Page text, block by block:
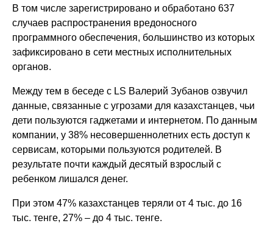
В том числе зарегистрировано и обработано 637
случаев распространения вредоносного
программного обеспечения, большинство из которых
зафиксировано в сети местных исполнительных
органов.
Между тем в беседе с LS Валерий Зубанов озвучил
данные, связанные с угрозами для казахстанцев, чьи
дети пользуются гаджетами и интернетом. По данным
компании, у 38% несовершеннолетних есть доступ к
сервисам, которыми пользуются родителей. В
результате почти каждый десятый взрослый с
ребенком лишался денег.
При этом 47% казахстанцев теряли от 4 тыс. до 16
тыс. тенге, 27% – до 4 тыс. тенге.